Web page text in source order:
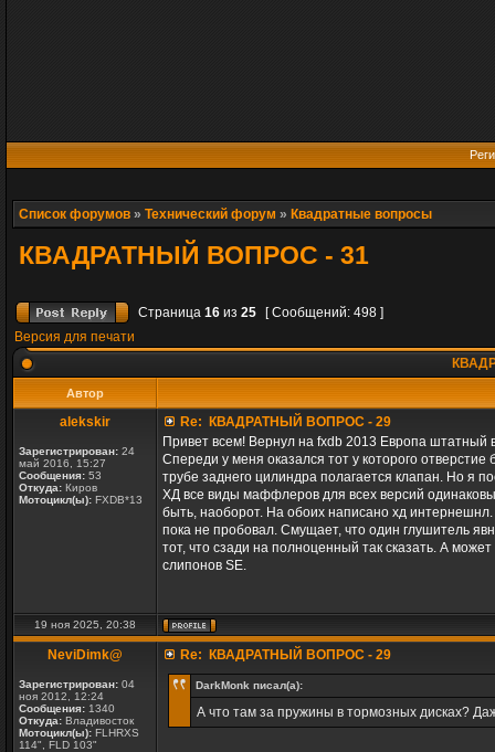
Список форумов » Технический форум » Квадратные вопросы
КВАДРАТНЫЙ ВОПРОС - 31
Страница 16 из 25
[ Сообщений: 498 ]
Версия для печати
Автор
alekskir
Зарегистрирован: 24
май 2016, 15:27
Сообщения: 53
Откуда: Киров
Мотоцикл(ы): FXDB*13
Re: КВАДРАТНЫЙ ВОПРОС - 29
Привет всем! Вернул на fxdb 2013 Европа штатный
Спереди у меня оказался тот у которого
трубе заднего цилиндра полагается клапан. Но я
ХД все виды маффлеров для всех версий
быть, наоборот. На обоих написано хд интернешнл.
пока не пробовал. Смущает, что один глушитель
тот, что сзади на полноценный так сказать. А
слипонов SE.
19 ноя 2025, 20:38
NeviDimk@
Зарегистрирован: 04
ноя 2012, 12:24
Сообщения: 1340
Откуда: Владивосток
Мотоцикл(ы): FLHRXS
114", FLD 103"
Re: КВАДРАТНЫЙ ВОПРОС - 29
DarkMonk писал(а):
А что там за пружины в тормозных дисках?